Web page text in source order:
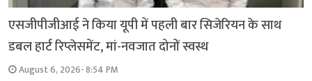
एसजीपीजीआई ने किया यूपी में पहली बार सिजेरियन के साथ
डबल हार्ट रिप्लेसमेंट, मां-नवजात दोनों स्वस्थ
August 6, 2026- 8:54 PM